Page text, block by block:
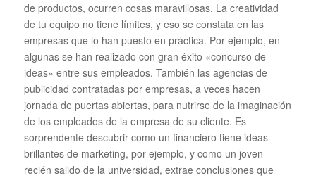
de productos, ocurren cosas maravillosas. La creatividad
de tu equipo no tiene límites, y eso se constata en las
empresas que lo han puesto en práctica. Por ejemplo, en
algunas se han realizado con gran éxito «concurso de
ideas» entre sus empleados. También las agencias de
publicidad contratadas por empresas, a veces hacen
jornada de puertas abiertas, para nutrirse de la imaginación
de los empleados de la empresa de su cliente. Es
sorprendente descubrir como un financiero tiene ideas
brillantes de marketing, por ejemplo, y como un joven
recién salido de la universidad, extrae conclusiones que